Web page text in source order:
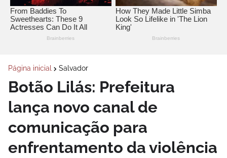
Página inicial Salvador
Botão Lilás: Prefeitura
lança novo canal de
comunicação para
enfrentamento da violência